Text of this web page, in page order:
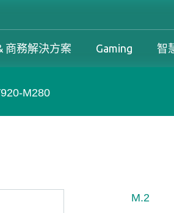
工控解決方案總覽
商務解決方案
個人 & 商務解決方案總覽
Gaming
Gaming 總覽
智
產品變
M280
M.2